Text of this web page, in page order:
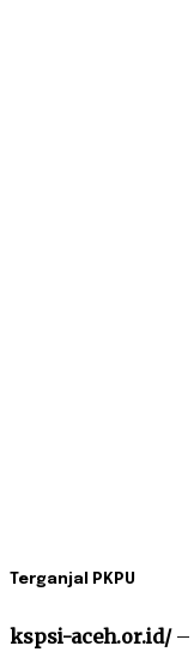
Terganjal PKPU
kspsi-aceh.or.id/–